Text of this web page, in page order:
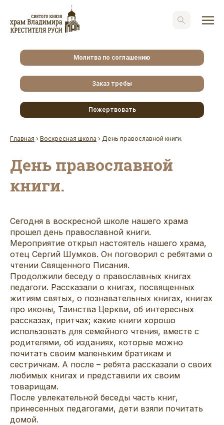
Молитва по соглашению
Заказ требы
Пожертвовать
Главная › Воскресная школа › День православной книги.
День православной
книги.
Сегодня в воскресной школе нашего храма
прошел день православной книги.
Мероприятие открыл настоятель нашего храма,
отец Сергий Шумков. Он поговорил с ребятами о
чтении Священного Писания.
Продолжили беседу о православных книгах
педагоги. Рассказали о книгах, посвященных
житиям святых, о познавательных книгах, книгах
про иконы, Таинства Церкви, об интересных
рассказах, притчах; какие книги хорошо
использовать для семейного чтения, вместе с
родителями, об изданиях, которые можно
почитать своим маленьким братикам и
сестричкам. А после – ребята рассказали о своих
любимых книгах и представили их своим
товарищам.
После увлекательной беседы часть книг,
принесенных педагогами, дети взяли почитать
домой.